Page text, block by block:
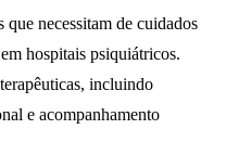
que necessitam de cuidados
hospitais psiquiátricos.
incluindo
e acompanhamento